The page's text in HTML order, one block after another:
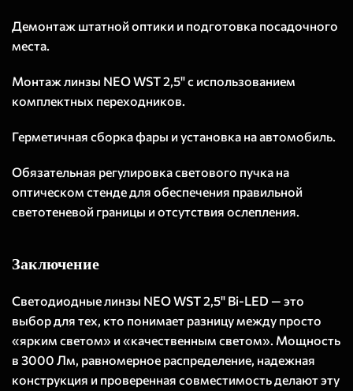
Демонтаж штатной оптики и подготовка посадочного
места.
Монтаж линзы NEO WST 2,5" с использованием
комплектных переходников.
Герметичная сборка фары и установка на автомобиль.
Обязательная регулировка светового пучка на
оптическом стенде для обеспечения правильной
светотеневой границы и отсутствия ослепления.
Заключение
Светодиодные линзы NEO WST 2,5" Bi-LED — это
выбор для тех, кто понимает разницу между просто
«ярким светом» и «качественным светом». Мощность
в 3000 Лм, равномерное распределение, надежная
конструкция и проверенная совместимость делают эту